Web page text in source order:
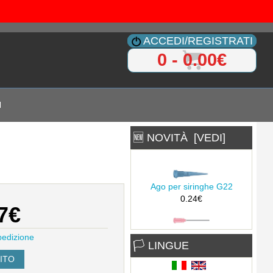
ACCEDI/REGISTRATI
0 - 0.00€
🆕 NOVITÀ [VEDI]
Ago per siringhe G20
0.24€
Ago per siringhe G22
0.24€
Ago per siringhe G18 metal
0.29€
🏳 LINGUE